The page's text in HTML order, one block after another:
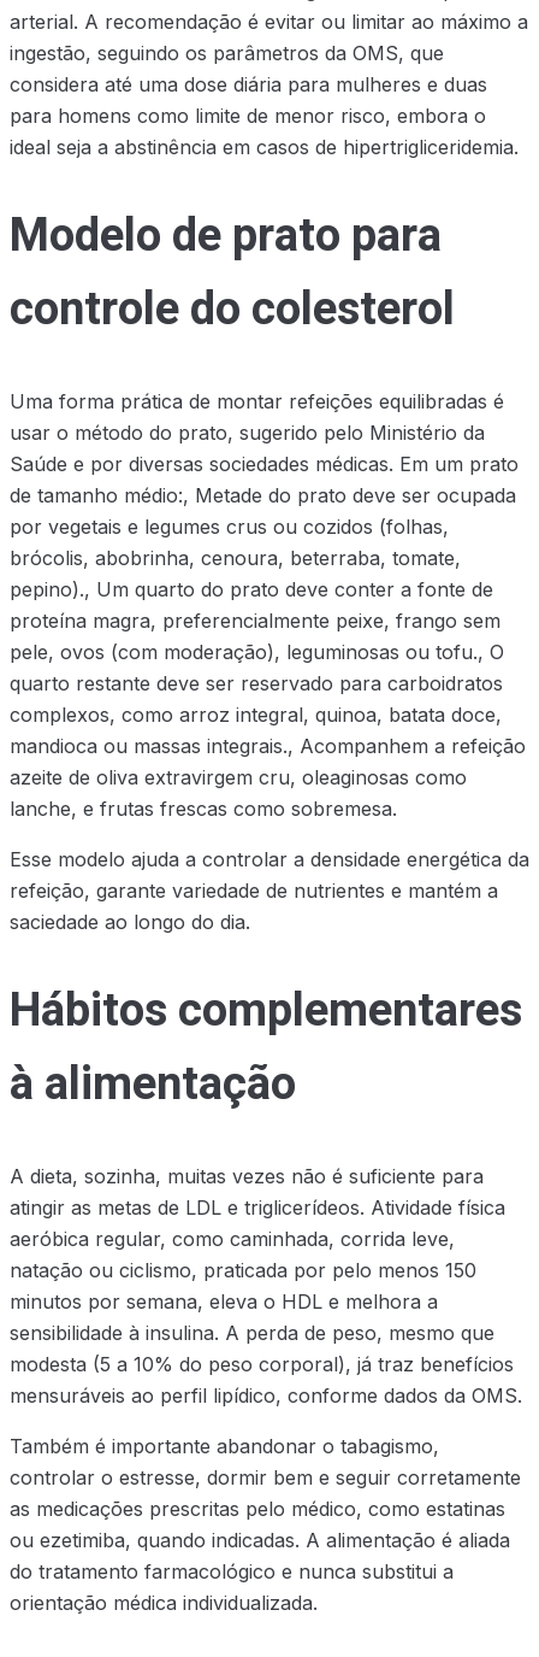
arterial. A recomendação é evitar ou limitar ao máximo a
ingestão, seguindo os parâmetros da OMS, que
considera até uma dose diária para mulheres e duas
para homens como limite de menor risco, embora o
ideal seja a abstinência em casos de hipertrigliceridemia.
Modelo de prato para
controle do colesterol
Uma forma prática de montar refeições equilibradas é
usar o método do prato, sugerido pelo Ministério da
Saúde e por diversas sociedades médicas. Em um prato
de tamanho médio:, Metade do prato deve ser ocupada
por vegetais e legumes crus ou cozidos (folhas,
brócolis, abobrinha, cenoura, beterraba, tomate,
pepino)., Um quarto do prato deve conter a fonte de
proteína magra, preferencialmente peixe, frango sem
pele, ovos (com moderação), leguminosas ou tofu., O
quarto restante deve ser reservado para carboidratos
complexos, como arroz integral, quinoa, batata doce,
mandioca ou massas integrais., Acompanhem a refeição
azeite de oliva extravirgem cru, oleaginosas como
lanche, e frutas frescas como sobremesa.
Esse modelo ajuda a controlar a densidade energética da
refeição, garante variedade de nutrientes e mantém a
saciedade ao longo do dia.
Hábitos complementares
à alimentação
A dieta, sozinha, muitas vezes não é suficiente para
atingir as metas de LDL e triglicerídeos. Atividade física
aeróbica regular, como caminhada, corrida leve,
natação ou ciclismo, praticada por pelo menos 150
minutos por semana, eleva o HDL e melhora a
sensibilidade à insulina. A perda de peso, mesmo que
modesta (5 a 10% do peso corporal), já traz benefícios
mensuráveis ao perfil lipídico, conforme dados da OMS.
Também é importante abandonar o tabagismo,
controlar o estresse, dormir bem e seguir corretamente
as medicações prescritas pelo médico, como estatinas
ou ezetimiba, quando indicadas. A alimentação é aliada
do tratamento farmacológico e nunca substitui a
orientação médica individualizada.